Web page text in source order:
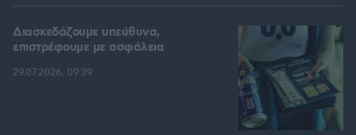
Διασκεδάζουμε υπεύθυνα,
επιστρέφουμε με ασφάλεια
29.07.2026, 09:39